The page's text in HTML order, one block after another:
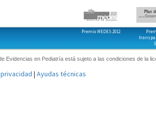
Premio MEDES 2012
Evidencias en Pediatría está sujeto a las condiciones de la
| Ayudas técnicas